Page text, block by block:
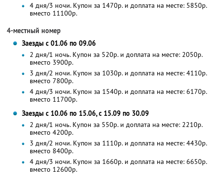
4 дня/3 ночи. Купон за 1470р. и доплата на месте: 5850р.
вместо 11100р.
4-местный номер
Заезды с 01.06 по 09.06
2 дня/1 ночь. Купон за 520р. и доплата на месте: 2050р.
вместо 3900р.
3 дня/2 ночи. Купон за 1030р. и доплата на месте: 4110р.
вместо 7800р.
4 дня/3 ночи. Купон за 1540р. и доплата на месте: 6170р.
вместо 11700р.
Заезды с 10.06 по 15.06, с 15.09 по 30.09
2 дня/1 ночь. Купон за 550р. и доплата на месте: 2210р.
вместо 4200р.
3 дня/2 ночи. Купон за 1110р. и доплата на месте: 4430р.
вместо 8400р.
4 дня/3 ночи. Купон за 1660р. и доплата на месте: 6650р.
вместо 12600р.